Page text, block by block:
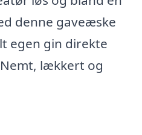
denne gaveæske
egen gin direkte
lækkert og